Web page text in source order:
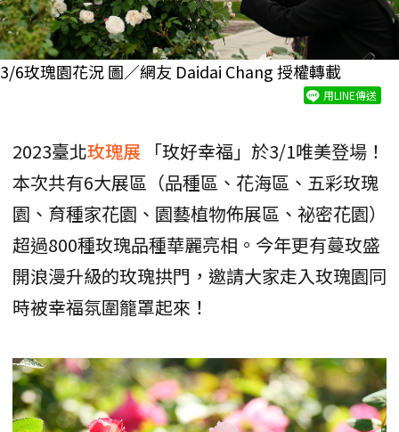
3/6玫瑰園花況 圖／網友 Daidai Chang 授權轉載
用LINE傳送
2023臺北玫瑰展
「玫好幸福」於3/1唯美登場！
本次共有6大展區（品種區、花海區、五彩玫瑰
園、育種家花園、園藝植物佈展區、祕密花園）
超過800種玫瑰品種華麗亮相。今年更有蔓玫盛
開浪漫升級的玫瑰拱門，邀請大家走入玫瑰園同
時被幸福氛圍籠罩起來！